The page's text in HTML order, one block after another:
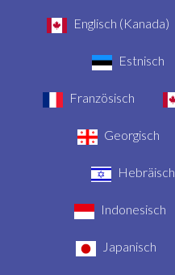
Englisch (Kanada)
Estnisch
Französisch
Georgisch
Hebräisch
Indonesisch
Japanisch